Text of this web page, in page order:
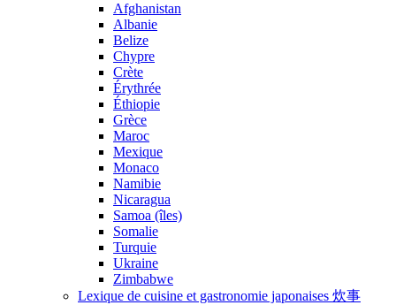
Afghanistan
Albanie
Belize
Chypre
Crète
Érythrée
Éthiopie
Grèce
Maroc
Mexique
Monaco
Namibie
Nicaragua
Samoa (îles)
Somalie
Turquie
Ukraine
Zimbabwe
Lexique de cuisine et gastronomie japonaises 炊事